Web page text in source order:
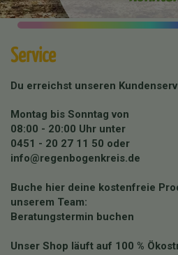
Service
Du erreichst unseren
Montag bis Sonntag von
08:00 - 20:00 Uhr unter
0451 - 20 27 11 50 oder
info@regenbogenkreis.de
Buche hier deine kostenfreie
unserem Team:
Beratungstermin buchen
Unser Shop läuft auf 100 %